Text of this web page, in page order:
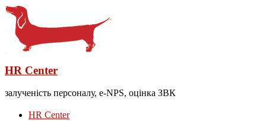
HR Center
залученість персоналу, e-NPS, оцінка ЗВК
HR Center